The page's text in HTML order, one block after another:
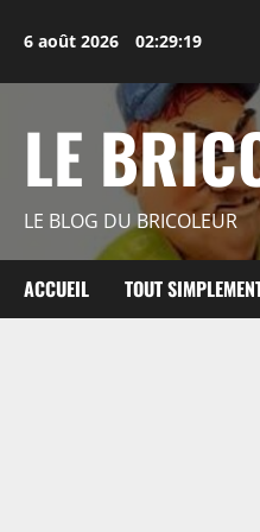
6 août 2026 02:29:20
LE
LE BLOG DU BRICOLEUR
ACCUEIL TOUT